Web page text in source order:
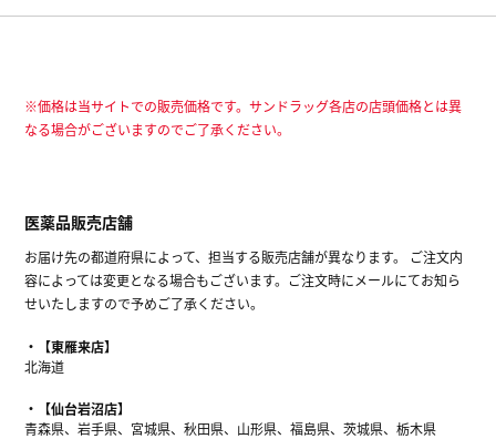
※価格は当サイトでの販売価格です。サンドラッグ各店の店頭価格とは異
なる場合がございますのでご了承ください。
医薬品販売店舗
お届け先の都道府県によって、担当する販売店舗が異なります。 ご注文内
容によっては変更となる場合もございます。ご注文時にメールにてお知ら
せいたしますので予めご了承ください。
【東雁来店】
北海道
【仙台岩沼店】
青森県、岩手県、宮城県、秋田県、山形県、福島県、茨城県、栃木県